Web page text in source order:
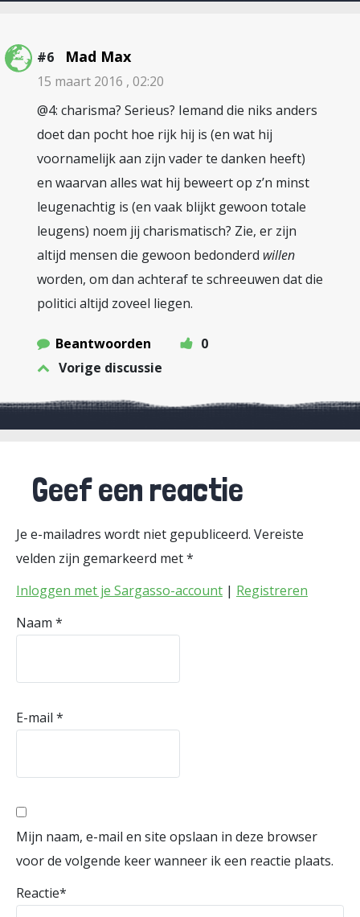
#6 Mad Max
15 maart 2016 , 02:20
@4: charisma? Serieus? Iemand die niks anders
doet dan pocht hoe rijk hij is (en wat hij
voornamelijk aan zijn vader te danken heeft)
en waarvan alles wat hij beweert op z’n minst
leugenachtig is (en vaak blijkt gewoon totale
leugens) noem jij charismatisch? Zie, er zijn
altijd mensen die gewoon bedonderd willen
worden, om dan achteraf te schreeuwen dat die
politici altijd zoveel liegen.
Beantwoorden
0
Vorige discussie
Geef een reactie
Je e-mailadres wordt niet gepubliceerd. Vereiste
velden zijn gemarkeerd met*
Inloggen met je Sargasso-account | Registreren
Naam *
E-mail *
Mijn naam, e-mail en site opslaan in deze browser
voor de volgende keer wanneer ik een reactie plaats.
Reactie*